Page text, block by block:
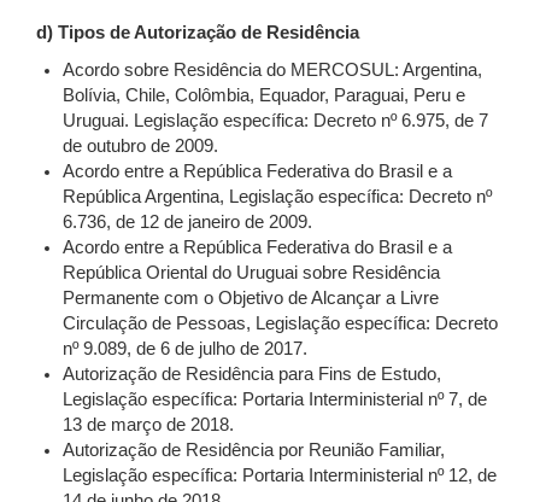
d) Tipos de Autorização de Residência
Acordo sobre Residência do MERCOSUL: Argentina,
Bolívia, Chile, Colômbia, Equador, Paraguai, Peru e
Uruguai. Legislação específica: Decreto nº 6.975, de 7
de outubro de 2009.
Acordo entre a República Federativa do Brasil e a
República Argentina, Legislação específica: Decreto nº
6.736, de 12 de janeiro de 2009.
Acordo entre a República Federativa do Brasil e a
República Oriental do Uruguai sobre Residência
Permanente com o Objetivo de Alcançar a Livre
Circulação de Pessoas, Legislação específica: Decreto
nº 9.089, de 6 de julho de 2017.
Autorização de Residência para Fins de Estudo,
Legislação específica: Portaria Interministerial nº 7, de
13 de março de 2018.
Autorização de Residência por Reunião Familiar,
Legislação específica: Portaria Interministerial nº 12, de